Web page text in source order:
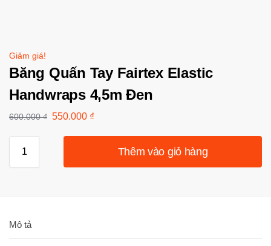
Giảm giá!
Băng Quấn Tay Fairtex Elastic
Handwraps 4,5m Đen
600.000₫ 550.000 ₫
Thêm vào giỏ hàng
Mô tả